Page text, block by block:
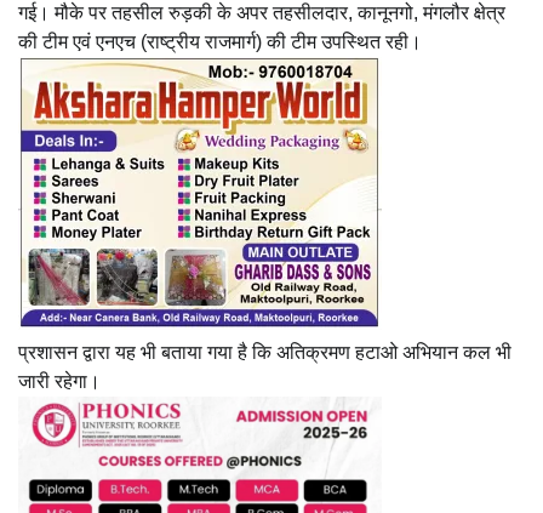
गई। मौके पर तहसील रुड़की के अपर तहसीलदार, कानूनगो, मंगलौर क्षेत्र
की टीम एवं एनएच (राष्ट्रीय राजमार्ग) की टीम उपस्थित रही।
प्रशासन द्वारा यह भी बताया गया है कि अतिक्रमण हटाओ अभियान कल भी
जारी रहेगा।